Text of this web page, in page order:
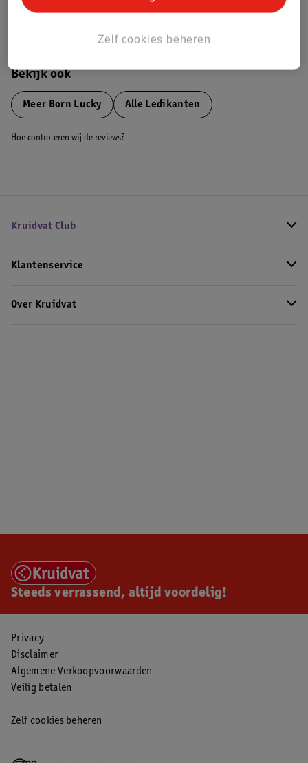
Bekijk ook
Meer Born Lucky Alle Ledikanten
Hoe controleren wij de reviews?
Kruidvat Club
Klantenservice
Over Kruidvat
Steeds verrassend, altijd voordelig!
Privacy
Disclaimer
Algemene Verkoopvoorwaarden
Veilig betalen
Zelf cookies beheren
Zelf cookies beheren